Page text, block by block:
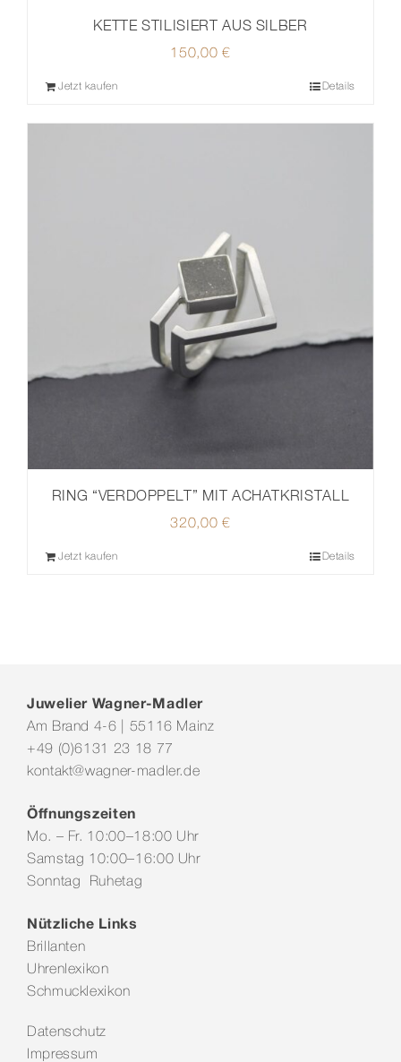
KETTE STILISIERT AUS SILBER
150,00 €
Jetzt kaufen Details
RING “VERDOPPELT” MIT ACHATKRISTALL
320,00 €
Jetzt kaufen Details
Juwelier Wagner-Madler
Am Brand 4-6 | 55116 Mainz
+49 (0)6131 23 18 77
kontakt@wagner-madler.de
Öffnungszeiten
Mo. – Fr. 10:00–18:00 Uhr
Samstag 10:00–16:00 Uhr
Sonntag Ruhetag
Nützliche Links
Brillanten
Uhrenlexikon
Schmucklexikon
Datenschutz
Impressum